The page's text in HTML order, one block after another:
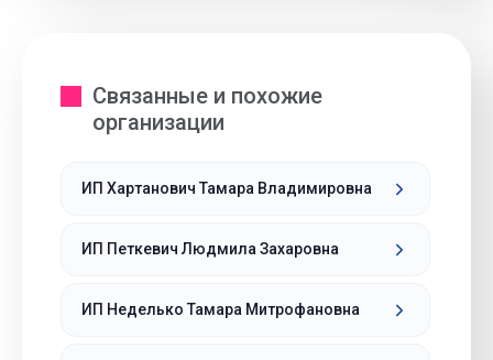
Связанные и похожие
организации
ИП Хартанович Тамара Владимировна
ИП Петкевич Людмила Захаровна
ИП Неделько Тамара Митрофановна